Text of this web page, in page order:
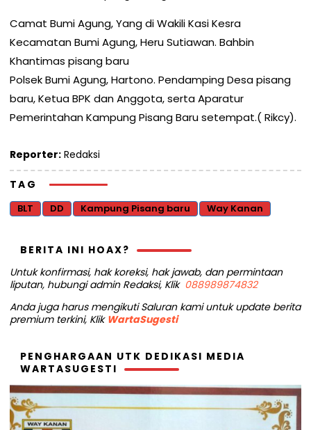
Camat Bumi Agung, Yang di Wakili Kasi Kesra
Kecamatan Bumi Agung, Heru Sutiawan. Bahbin
Khantimas pisang baru
Polsek Bumi Agung, Hartono. Pendamping Desa pisang
baru, Ketua BPK dan Anggota, serta Aparatur
Pemerintahan Kampung Pisang Baru setempat.( Rikcy).
Reporter: Redaksi
TAG
BLT DD Kampung Pisang baru Way Kanan
BERITA INI HOAX?
Untuk konfirmasi, hak koreksi, hak jawab, dan permintaan
liputan, hubungi admin Redaksi, Klik 088989874832
Anda juga harus mengikuti Saluran kami untuk update berita
premium terkini, Klik WartaSugesti
PENGHARGAAN UTK DEDIKASI MEDIA
WARTASUGESTI